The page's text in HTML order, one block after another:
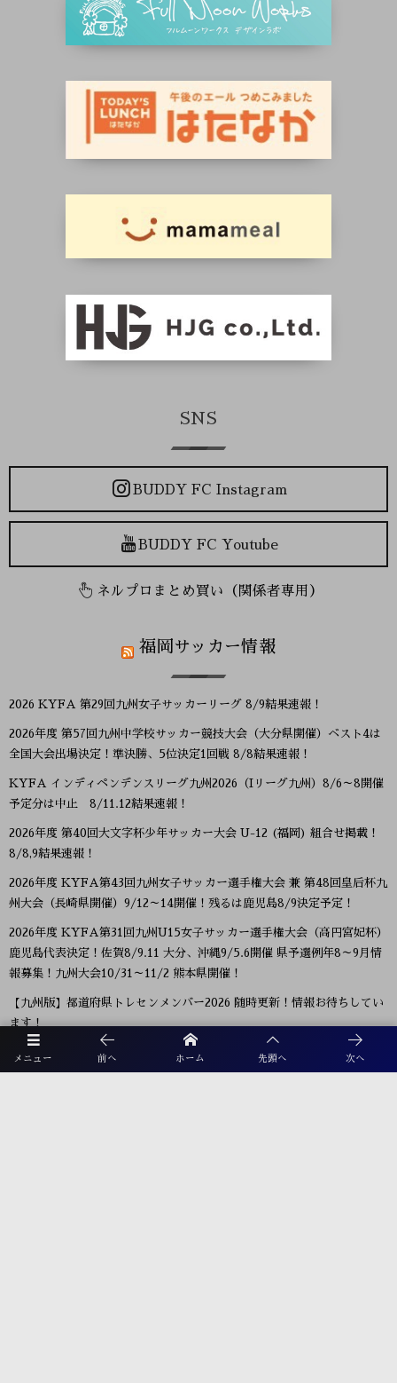
メニュー 前へ ホーム 先頭へ 次へ
SNS
BUDDY FC Instagram
BUDDY FC Youtube
ネルプロまとめ買い（関係者専用）
福岡サッカー情報
2026 KYFA 第29回九州女子サッカーリーグ 8/9結果速報！
2026年度 第57回九州中学校サッカー競技大会（大分県開催）ベスト4は
全国大会出場決定！準決勝、5位決定1回戦 8/8結果速報！
KYFA インディペンデンスリーグ九州2026（Iリーグ九州）8/6～8開催
予定分は中止 8/11.12結果速報！
2026年度 第40回大文字杯少年サッカー大会 U-12 (福岡) 組合せ掲載！
8/8,9結果速報！
2026年度 KYFA第43回九州女子サッカー選手権大会 兼 第48回皇后杯九
州大会（長崎県開催）9/12～14開催！残るは鹿児島8/9決定予定！
2026年度 KYFA第31回九州U15女子サッカー選手権大会（高円宮妃杯）
鹿児島代表決定！佐賀8/9.11 大分、沖縄9/5.6開催 県予選例年8～9月情
報募集！九州大会10/31～11/2 熊本県開催！
【九州版】都道府県トレセンメンバー2026 随時更新！情報お待ちしてい
ます！
【福岡県少年男子】参加選手掲載！2026年度国民スポーツ大会 第46回九
州ブロック大会 （8/22,23）